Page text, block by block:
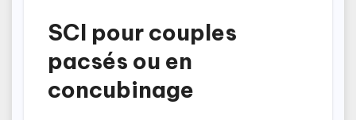
SCI pour couples
pacsés ou en
concubinage